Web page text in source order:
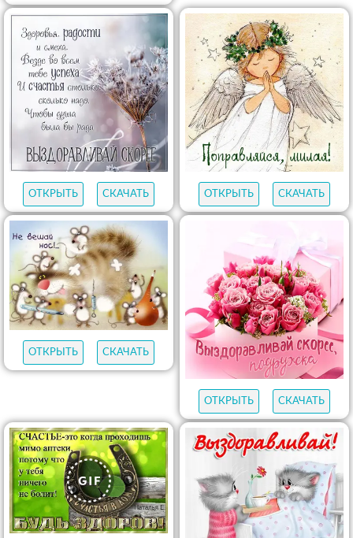
ОТКРЫТЬ СКАЧАТЬ ОТКРЫТЬ СКАЧАТЬ
ОТКРЫТЬ СКАЧАТЬ
ОТКРЫТЬ СКАЧАТЬ